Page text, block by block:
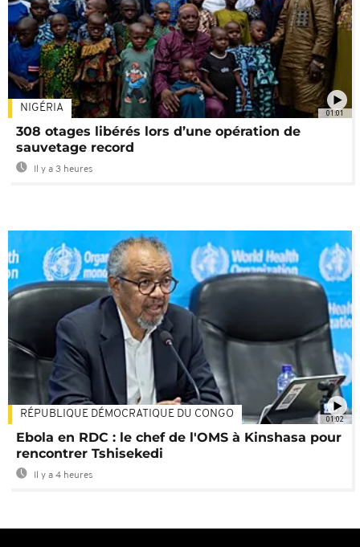
01:01
NIGÉRIA
308 otages libérés lors d’une opération de
sauvetage record
Il y a 3 heures
01:02
RÉPUBLIQUE DÉMOCRATIQUE DU CONGO
Ebola en RDC : le chef de l'OMS à Kinshasa pour
rencontrer Tshisekedi
Il y a 4 heures